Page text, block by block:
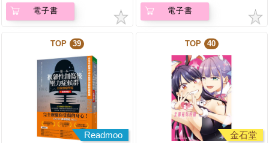
電子書 電子書
TOP 39
Readmoo
TOP 40
金石堂